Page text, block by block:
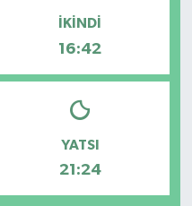
İKINDI
16:42
YATSI
21:24